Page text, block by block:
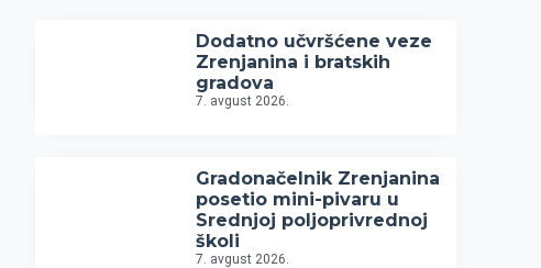
Dodatno učvršćene veze
Zrenjanina i bratskih
gradova
7. avgust 2026.
Gradonačelnik Zrenjanina
posetio mini-pivaru u
Srednjoj poljoprivrednoj
školi
7. avgust 2026.